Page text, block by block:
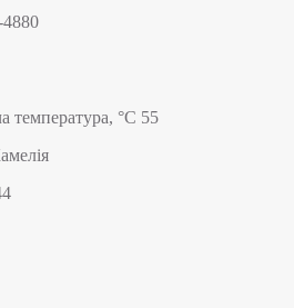
температура, °C 55